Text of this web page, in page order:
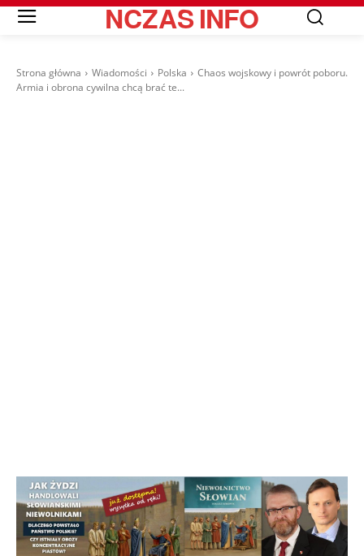
NCZASINFO
Strona główna Wiadomości Polska
Chaos wojskowy i powrót poboru.
Armia i obrona cywilna chcą brać te...